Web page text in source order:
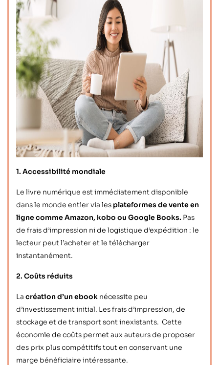
1. Accessibilité mondiale
Le livre numérique est immédiatement disponible
dans le monde entier via les plateformes de vente en
ligne comme Amazon, kobo ou Google Books. Pas
de frais d’impression ni de logistique d’expédition : le
lecteur peut l’acheter et le télécharger
instantanément.
2. Coûts réduits
La création d’un ebook nécessite peu
d’investissement initial. Les frais d’impression, de
stockage et de transport sont inexistants. Cette
économie de coûts permet aux auteurs de proposer
des prix plus compétitifs tout en conservant une
marge bénéficiaire intéressante.